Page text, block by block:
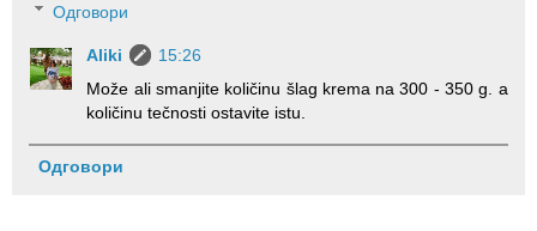
Одговори
Aliki
15:26
Može ali smanjite količinu šlag krema na 300 - 350 g. a
količinu tečnosti ostavite istu.
Одговори